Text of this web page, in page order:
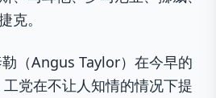
克。
勒（Angus Taylor）在今早的
党在不让人知情的情况下提